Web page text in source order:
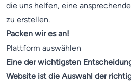
die uns helfen, eine
zu erstellen.
Packen wir es an!
Plattform auswählen
Eine der wichtigsten
Website ist die Auswahl der